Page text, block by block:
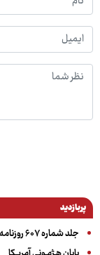
پربازدید
جلد شماره ۶۰۷ روزنامه آگاه